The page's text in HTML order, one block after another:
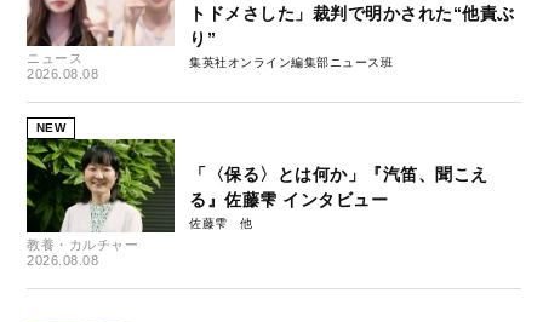
ニュース
2026.08.08
トドメさした」裁判で明かされた“他責ぶ
り”
集英社オンライン編集部ニュース班
NEW
教養・カルチャー
2026.08.08
「〈保る〉とは何か」『汽笛、聞こえ
る』佐藤雫 インタビュー
佐藤雫